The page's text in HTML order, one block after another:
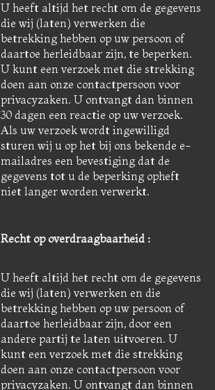
U heeft altijd het recht om de gegevens
die wij (laten) verwerken die
betrekking hebben op uw persoon of
daartoe herleidbaar zijn, te beperken.
U kunt een verzoek met die strekking
doen aan onze contactpersoon voor
privacyzaken. U ontvangt dan binnen
30 dagen een reactie op uw verzoek.
Als uw verzoek wordt ingewilligd
sturen wij u op het bij ons bekende e-
mailadres een bevestiging dat de
gegevens tot u de beperking opheft
niet langer worden verwerkt.
Recht op overdraagbaarheid :
U heeft altijd het recht om de gegevens
die wij (laten) verwerken en die
betrekking hebben op uw persoon of
daartoe herleidbaar zijn, door een
andere partij te laten uitvoeren. U
kunt een verzoek met die strekking
doen aan onze contactpersoon voor
privacyzaken. U ontvangt dan binnen